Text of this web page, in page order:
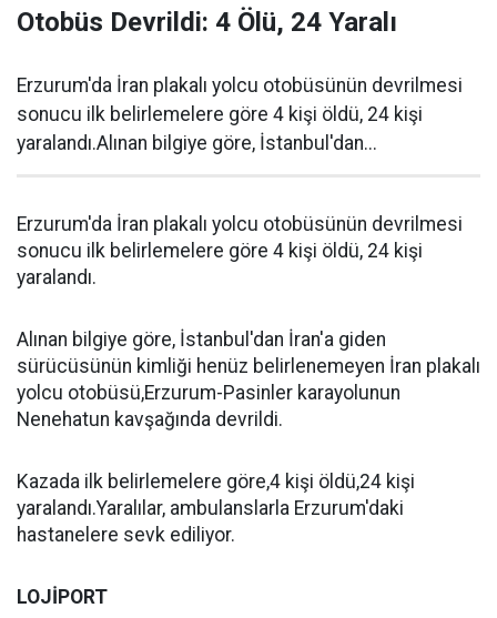
Otobüs Devrildi: 4 Ölü, 24 Yaralı
Erzurum'da İran plakalı yolcu otobüsünün devrilmesi
sonucu ilk belirlemelere göre 4 kişi öldü, 24 kişi
yaralandı.Alınan bilgiye göre, İstanbul'dan...
Erzurum'da İran plakalı yolcu otobüsünün devrilmesi
sonucu ilk belirlemelere göre 4 kişi öldü, 24 kişi
yaralandı.
Alınan bilgiye göre, İstanbul'dan İran'a giden
sürücüsünün kimliği henüz belirlenemeyen İran plakalı
yolcu otobüsü,Erzurum-Pasinler karayolunun
Nenehatun kavşağında devrildi.
Kazada ilk belirlemelere göre,4 kişi öldü,24 kişi
yaralandı.Yaralılar, ambulanslarla Erzurum'daki
hastanelere sevk ediliyor.
LOJİPORT